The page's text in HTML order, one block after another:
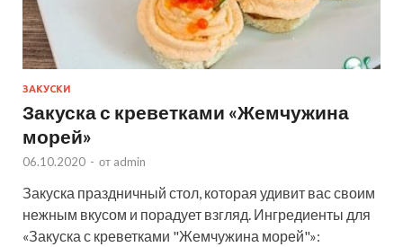
ЗАКУСКИ
Закуска с креветками «Жемчужина
морей»
06.10.2020 - от admin
Закуска праздничный стол, которая удивит вас своим
нежным вкусом и порадует взгляд. Ингредиенты для
«Закуска с креветками "Жемчужина морей"»: